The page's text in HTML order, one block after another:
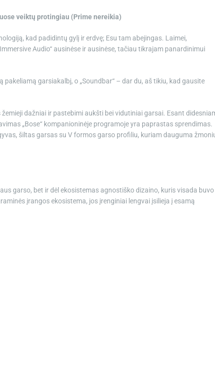
veiktų protingiau (Prime nereikia)
kad padidintų gylį ir erdvę; Esu tam abejingas. Laimei,
Audio“ ausinėse ir ausinėse, tačiau tikrajam panardinimui
garsiakalbį, o „Soundbar“ – dar du, aš tikiu, kad gausite
dažniai ir pastebimi aukšti bei vidutiniai garsai. Esant
„Bose“ kompanioninėje programoje yra paprastas sprendimas.
šiltas garsas su V formos garso profiliu, kuriam dauguma
garso, bet ir dėl ekosistemas agnostiško dizaino, kuris visada buvo
įrangos ekosistema, jos įrenginiai lengvai įsilieja į esamą